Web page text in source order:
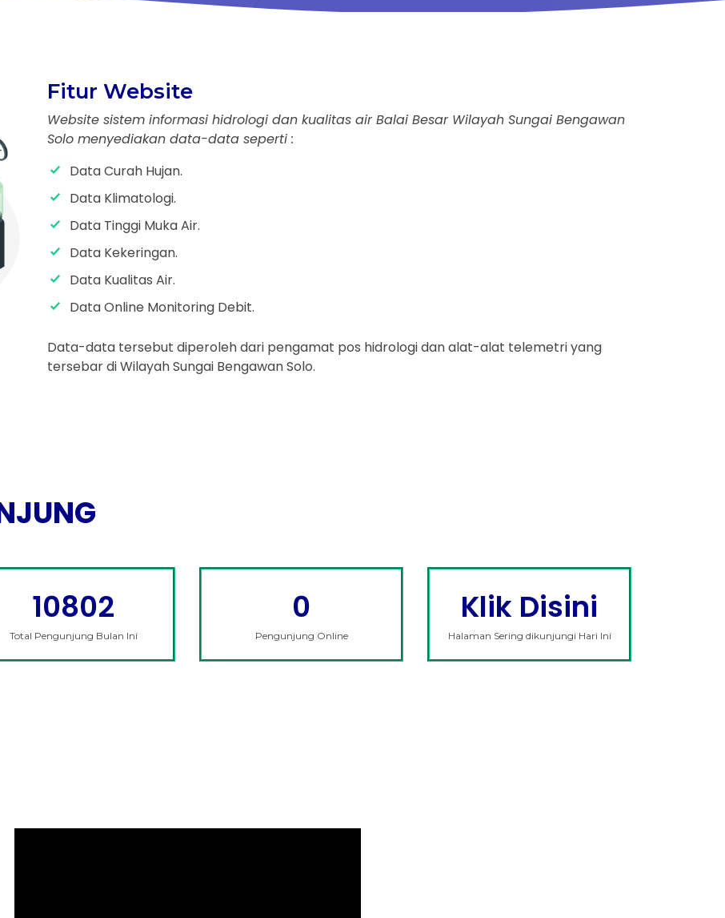
Fitur Website
Website sistem informasi hidrologi dan kualitas air Balai Besar Wilayah Sungai Bengawan
Solo menyediakan data-data seperti :
Data Curah Hujan.
Data Klimatologi.
Data Tinggi Muka Air.
Data Kekeringan.
Data Kualitas Air.
Data Online Monitoring Debit.
Data-data tersebut diperoleh dari pengamat pos hidrologi dan alat-alat telemetri yang
tersebar di Wilayah Sungai Bengawan Solo.
10802
Total Pengunjung Bulan Ini
0
Pengunjung Online
Klik Disini
Halaman Sering dikunjungi Hari Ini